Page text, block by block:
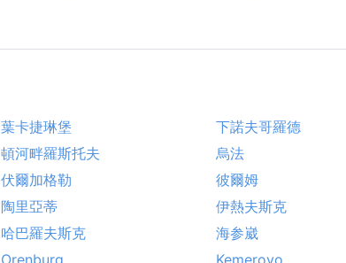
葉卡捷琳堡
下諾夫哥羅德
頓河畔羅斯托夫
烏法
伏爾加格勒
彼爾姆
陶里亞蒂
伊熱夫斯克
哈巴羅夫斯克
海参崴